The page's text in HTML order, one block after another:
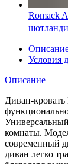
Romack
Условия
Описание
Диван-
комнаты.
современный
диван легко